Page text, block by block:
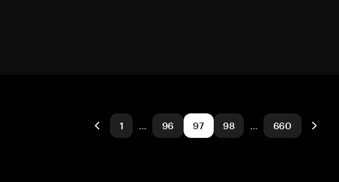
1 … 96 97 98 … 660